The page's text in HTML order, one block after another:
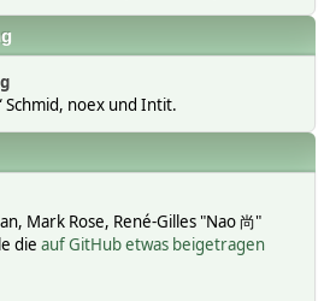
Schmid, noex und Intit.
Mark Rose, René-Gilles "Nao 尚"
die auf GitHub etwas beigetragen